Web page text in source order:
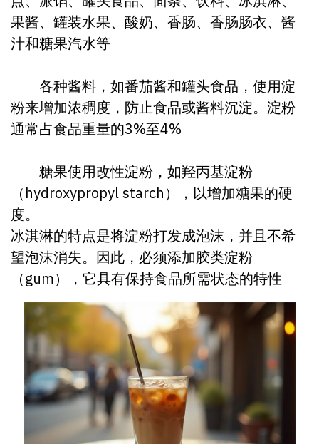
果酱、罐装水果、酸奶、香肠、香肠肠衣、酱
汁和糖果汽水等
各种酱料，如番茄酱和罐头食品，使用淀
粉来增加浓稠度，防止食品或酱料沉淀。淀粉
通常占食品重量的3%至4%
糖果使用改性淀粉，如羟丙基淀粉
（hydroxypropyl starch），以增加糖果的硬
度。
冰淇淋的特点是将淀粉打发成泡沫，并且不希
望泡沫消失。因此，必须添加胶类淀粉
（gum），它具有保持食品所需状态的特性